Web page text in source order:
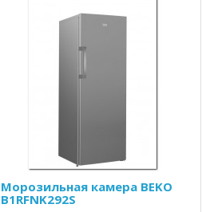
Морозильная камера BEKO
B1RFNK292S